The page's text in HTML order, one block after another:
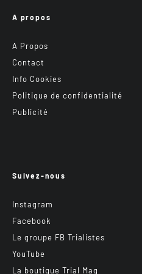
A propos
A Propos
Contact
Info Cookies
Politique de confidentialité
Publicité
Suivez-nous
Instagram
Facebook
Le groupe FB Trialistes
YouTube
La boutique Trial Mag